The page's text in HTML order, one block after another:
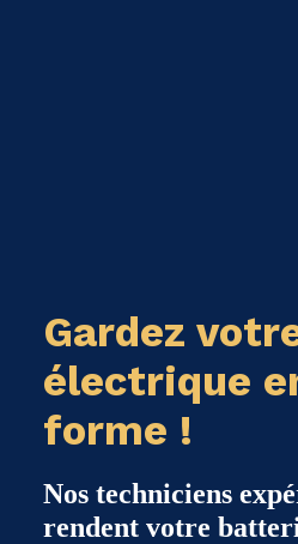
Gardez
électrique
forme !
Nos techniciens
rendent votre